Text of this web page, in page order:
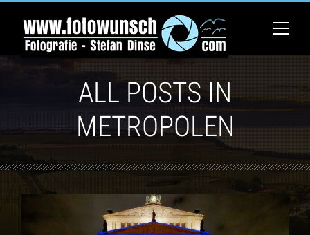
ALL POSTS IN
METROPOLEN